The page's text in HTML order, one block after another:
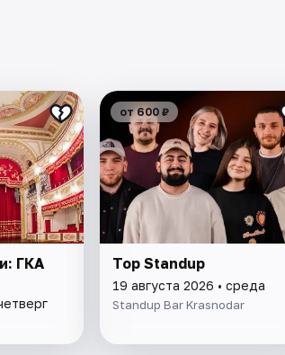
ГКА
от 600 ₽
Top Standup
19 августа 2026 • среда
Standup Bar Krasnodar